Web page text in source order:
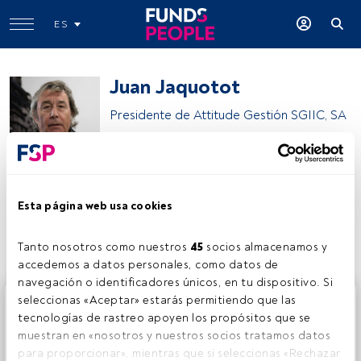
Esta página web usa cookies
Tanto nosotros como nuestros 45 socios almacenamos y
accedemos a datos personales, como datos de
navegación o identificadores únicos, en tu dispositivo. Si
seleccionas «Aceptar» estarás permitiendo que las
tecnologías de rastreo apoyen los propósitos que se
muestran en «nosotros y nuestros socios tratamos datos
para proporcionar», mientras que si seleccionas «Rechazar
ES
Juan Jaquotot
Presidente de Attitude Gestión SGIIC, SA
Compartir:
Este es un artículo exclusivo para los usuarios registrados
de FundsPeople. Si ya estás registrado, accede desde el
botón Login. Si aún no tienes cuenta, te invitamos a
registrarte y disfrutar de todo el universo que ofrece